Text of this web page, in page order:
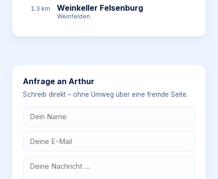
1.3 km Weinkeller Felsenburg
Weinfelden
Anfrage an Arthur
Schreib direkt – ohne Umweg über eine fremde Seite.